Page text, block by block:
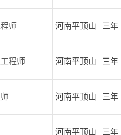
师 河南平顶山 三年
程师 河南平顶山 三年
河南平顶山 三年
河南平顶山 三年